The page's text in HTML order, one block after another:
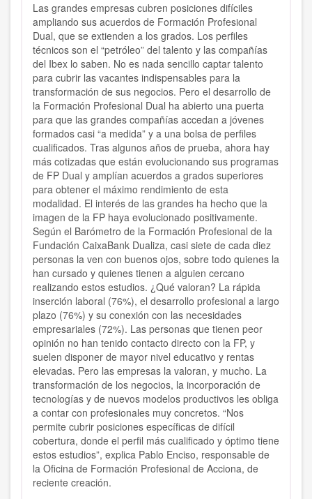
Las grandes empresas cubren posiciones difíciles
ampliando sus acuerdos de Formación Profesional
Dual, que se extienden a los grados. Los perfiles
técnicos son el “petróleo” del talento y las compañías
del Ibex lo saben. No es nada sencillo captar talento
para cubrir las vacantes indispensables para la
transformación de sus negocios. Pero el desarrollo de
la Formación Profesional Dual ha abierto una puerta
para que las grandes compañías accedan a jóvenes
formados casi “a medida” y a una bolsa de perfiles
cualificados. Tras algunos años de prueba, ahora hay
más cotizadas que están evolucionando sus programas
de FP Dual y amplían acuerdos a grados superiores
para obtener el máximo rendimiento de esta
modalidad. El interés de las grandes ha hecho que la
imagen de la FP haya evolucionado positivamente.
Según el Barómetro de la Formación Profesional de la
Fundación CaixaBank Dualiza, casi siete de cada diez
personas la ven con buenos ojos, sobre todo quienes la
han cursado y quienes tienen a alguien cercano
realizando estos estudios. ¿Qué valoran? La rápida
inserción laboral (76%), el desarrollo profesional a largo
plazo (76%) y su conexión con las necesidades
empresariales (72%). Las personas que tienen peor
opinión no han tenido contacto directo con la FP, y
suelen disponer de mayor nivel educativo y rentas
elevadas. Pero las empresas la valoran, y mucho. La
transformación de los negocios, la incorporación de
tecnologías y de nuevos modelos productivos les obliga
a contar con profesionales muy concretos. “Nos
permite cubrir posiciones específicas de difícil
cobertura, donde el perfil más cualificado y óptimo tiene
estos estudios”, explica Pablo Enciso, responsable de
la Oficina de Formación Profesional de Acciona, de
reciente creación.